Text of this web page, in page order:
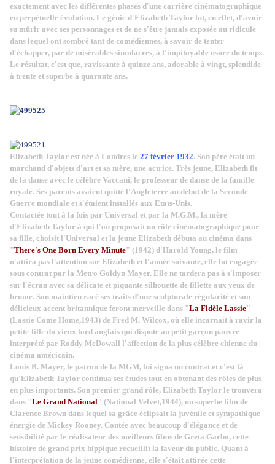
exactement avec les différentes phases d'une carrière cinématographique
en perpétuelle évolution. Le génie d'Elizabeth Taylor fut, en effet, d'avoir
su mûrir avec ses personnages et de ne s'être jamais exposée au ridicule
dans lequel ont sombré tant de comédiennes, à savoir de tenter
d'échapper, par de misérables simulacres, à l'impitoyable usure du temps.
Le résultat, c'est que, ravissante à quinze ans, adorable à vingt, splendide
à trente et superbe à quarante ans.
Elizabeth Taylor est née à Londres le 27 février 1932. Son père était un
marchand d'objets d'art et sa mère, une actrice. Très jeune, Elizabeth fit
de la danse avec le célèbre Vaccani, le professeur de danse de la famille
royale. Ses parents avaient quitté l'Angleterre au début de la Seconde
Guerre mondiale et s'étaient installés aux Etats-Unis.
Contactée tout à la fois par Universal et par la M.G.M., la mère
d'Elizabeth Taylor à qui l'on proposait un rôle cinématographique pour
sa fille, choisit l'Universal et la jeune Elizabeth débuta au cinéma dans
"There's One Born Every Minute" (1942) d'Harold Young, le film
n'attira pas l'attention sur Elizabeth et l'année suivante, elle fut engagée
sous contrat par la Metro Goldyn Mayer. Elle ne tardera pas à s'imposer
sur l'écran avec sa délicate et piquante silhouette de fillette aux yeux de
brume. Son maintien racé ses traits d'une sculpturale régularité et son
délicieux accent britannique feront merveille dans "La Fidèle Lassie"
(Lassie Come Home,1943) de Fred M. Wilcox, où elle incarnait à ravir la
petite-fille du vieux lord anglais qui dispute au petit garçon pauvre
interprété par Roddy McDowall l'affection de la plus célèbre chienne du
cinéma américain.
Louis B. Mayer, le patron de la MGM, lui signa un contrat et c'est là
qu'Elizabeth Taylor continua ses études tout en obtenant des rôles de plus
en plus importants. Son premier grand rôle, Elizabeth Taylor le trouvera
dans "Le Grand National" (National Velvet,1944), un superbe film de
Clarence Brown dans lequel sa grâce éclipsait la juvénile et sympathique
énergie de Mickey Rooney. Contée avec beaucoup d'élégance et de
sensibilité par le réalisateur des meilleurs films de Greta Garbo, cette
histoire de grand prix hippique recueillit la faveur du public. Quant à
l'interprétation de la jeune comédienne, elle s'était attirée cette